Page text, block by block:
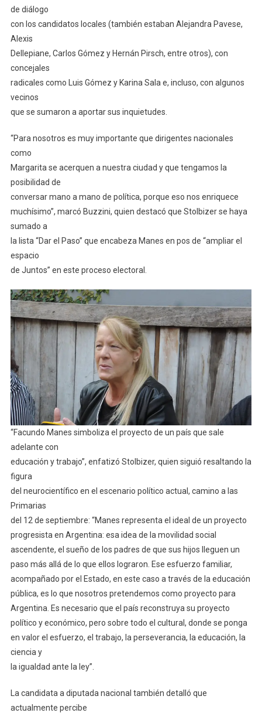
de diálogo
con los candidatos locales (también estaban Alejandra Pavese,
Alexis
Dellepiane, Carlos Gómez y Hernán Pirsch, entre otros), con
concejales
radicales como Luis Gómez y Karina Sala e, incluso, con algunos
vecinos
que se sumaron a aportar sus inquietudes.
“Para nosotros es muy importante que dirigentes nacionales
como
Margarita se acerquen a nuestra ciudad y que tengamos la
posibilidad de
conversar mano a mano de política, porque eso nos enriquece
muchísimo”, marcó Buzzini, quien destacó que Stolbizer se haya
sumado a
la lista “Dar el Paso” que encabeza Manes en pos de “ampliar el
espacio
de Juntos” en este proceso electoral.
“Facundo Manes simboliza el proyecto de un país que sale
adelante con
educación y trabajo”, enfatizó Stolbizer, quien siguió resaltando la
figura
del neurocientífico en el escenario político actual, camino a las
Primarias
del 12 de septiembre: “Manes representa el ideal de un proyecto
progresista en Argentina: esa idea de la movilidad social
ascendente, el sueño de los padres de que sus hijos lleguen un
paso más allá de lo que ellos lograron. Ese esfuerzo familiar,
acompañado por el Estado, en este caso a través de la educación
pública, es lo que nosotros pretendemos como proyecto para
Argentina. Es necesario que el país reconstruya su proyecto
político y económico, pero sobre todo el cultural, donde se ponga
en valor el esfuerzo, el trabajo, la perseverancia, la educación, la
ciencia y
la igualdad ante la ley”.
La candidata a diputada nacional también detalló que
actualmente percibe